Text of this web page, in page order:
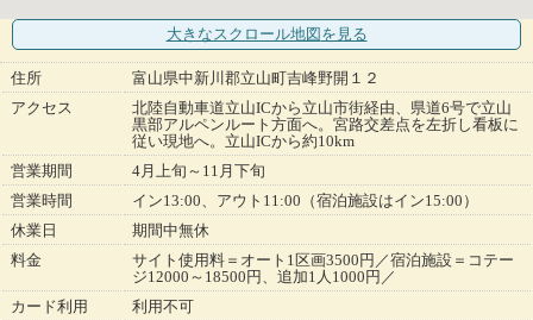
大きなスクロール地図 を見る
住所
富山県中新川郡立山町吉峰野開１２
アクセス
北陸自動車道立山ICから立山市街経由、県道6号で立山
黒部アルペンルート方面へ。宮路交差点を左折し看板に
従い現地へ。立山ICから約10km
営業期間
4月上旬～11月下旬
営業時間
イン13:00、アウト11:00（宿泊施設はイン15:00）
休業日
期間中無休
料金
サイト使用料＝オート1区画3500円／宿泊施設＝コテー
ジ12000～18500円、追加1人1000円／
カード利用
利用不可